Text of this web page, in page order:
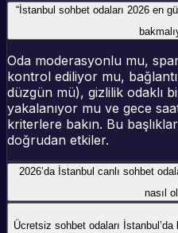
“İstanbul sohbet odaları 2026 en
Oda moderasyonlu mu,
kontrol ediliyor mu, bağlantı
düzgün mü), gizlilik odaklı
yakalanıyor mu ve gece
kriterlere bakın. Bu
doğrudan etkiler.
2026’da İstanbul canlı sohbet
nasıl
Ücretsiz sohbet odaları